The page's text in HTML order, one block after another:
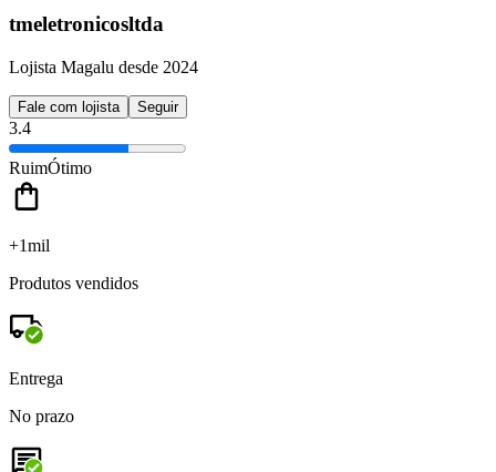
tmeletronicosltda
Lojista Magalu desde 2024
Fale com lojista Seguir
3.4
RuimÓtimo
+1mil
Produtos vendidos
Entrega
No prazo